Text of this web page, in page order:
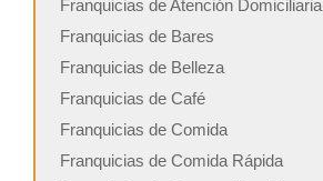
Franquicias de Atención Domiciliaria
Franquicias de Bares
Franquicias de Belleza
Franquicias de Café
Franquicias de Comida
Franquicias de Comida Rápida